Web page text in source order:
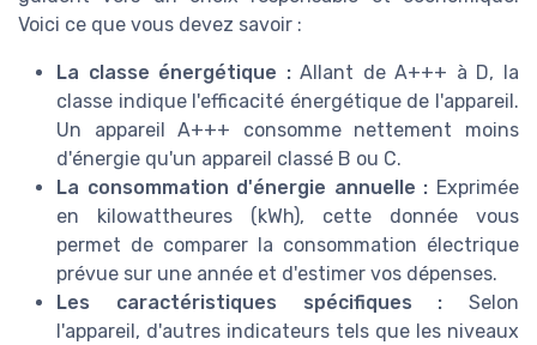
Voici ce que vous devez savoir :
La classe énergétique :Allant de A+++ à D, la
classe indique l'efficacité énergétique de l'appareil.
Un appareil A+++ consomme nettement moins
d'énergie qu'un appareil classé B ou C.
La consommation d'énergie annuelle : Exprimée
en kilowattheures (kWh), cette donnée vous
permet de comparer la consommation électrique
prévue sur une année et d'estimer vos dépenses.
Les caractéristiques spécifiques : Selon
l'appareil, d'autres indicateurs tels que les niveaux